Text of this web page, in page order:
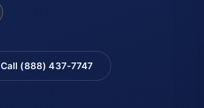
Call (888) 437-7747